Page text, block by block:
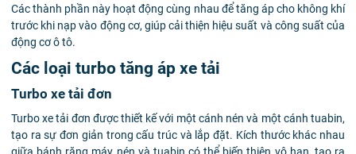
Các thành phần này hoạt động cùng nhau để tăng áp cho không khí
trước khi nạp vào động cơ, giúp cải thiện hiệu suất và công suất của
động cơ ô tô.
Các loại turbo tăng áp xe tải
Turbo xe tải đơn
Turbo xe tải đơn được thiết kế với một cánh nén và một cánh tuabin,
tạo ra sự đơn giản trong cấu trúc và lắp đặt. Kích thước khác nhau
giữa bánh răng máy nén và tuabin có thể biến thiên vô hạn, tạo ra